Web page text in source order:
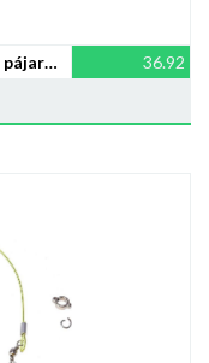
William-Lee Bolsa de Viaje Ligera para pájaros, Bolsa de Hombro de Malla Transpirable, Mochila con Soporte para Uso en Interiores y Exteriores 36.92